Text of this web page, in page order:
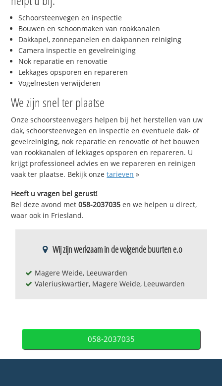
Schoorsteenvegen en inspectie
Bouwen en schoonmaken van rookkanalen
Dakkapel, zonnepanelen en dakpannen reiniging
Camera inspectie en gevelreiniging
Nok reparatie en renovatie
Lekkages opsporen en repareren
Vogelnesten verwijderen
We zijn snel ter plaatse
Onze schoorsteenvegers helpen bij het herstellen van uw
dak, schoorsteenvegen en inspectie en eventuele dak- of
gevelreiniging, nok reparatie en renovatie of het bouwen
van rookkanalen of lekkages opsporen en repareren. U
krijgt professioneel advies en we repareren en reinigen
vaak ter plaatse. Bekijk onzetarieven »
Heeft u vragen bel gerust!
Bel deze avond met058-2037035 en we helpen u direct,
waar ook in Friesland.
Wij zijn werkzaam in de volgende buurten e.o
Magere Weide, Leeuwarden
Valeriuskwartier, Magere Weide, Leeuwarden
058-2037035